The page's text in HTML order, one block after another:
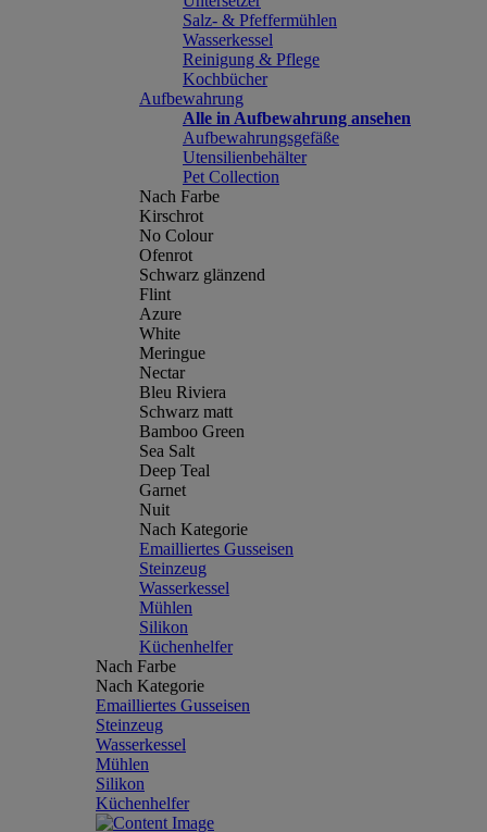
Salz- & Pfeffermühlen
Wasserkessel
Reinigung & Pflege
Kochbücher
Aufbewahrung
Alle in Aufbewahrung ansehen
Aufbewahrungsgefäße
Utensilienbehälter
Pet Collection
Nach Farbe
Kirschrot
No Colour
Ofenrot
Schwarz glänzend
Flint
Azure
White
Meringue
Nectar
Bleu Riviera
Schwarz matt
Bamboo Green
Sea Salt
Deep Teal
Garnet
Nuit
Nach Kategorie
Emailliertes Gusseisen
Steinzeug
Wasserkessel
Mühlen
Silikon
Küchenhelfer
Nach Farbe
Nach Kategorie
Emailliertes Gusseisen
Steinzeug
Wasserkessel
Mühlen
Silikon
Küchenhelfer